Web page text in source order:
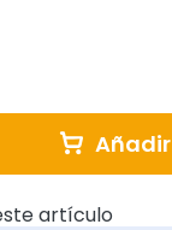
artículo